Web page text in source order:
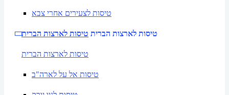
טיסות לצעירים אחרי צבא
טיסות לארצות הברית טיסות לארצות הברית
טיסות לארצות הברית
טיסות אל על לארה"ב